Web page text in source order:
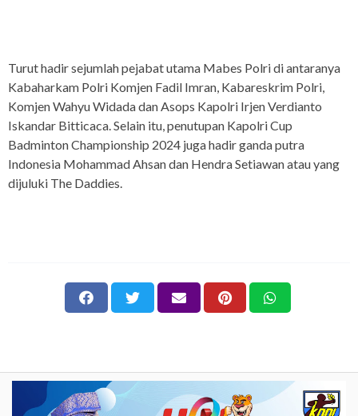
Turut hadir sejumlah pejabat utama Mabes Polri di antaranya
Kabaharkam Polri Komjen Fadil Imran, Kabareskrim Polri,
Komjen Wahyu Widada dan Asops Kapolri Irjen Verdianto
Iskandar Bitticaca. Selain itu, penutupan Kapolri Cup
Badminton Championship 2024 juga hadir ganda putra
Indonesia Mohammad Ahsan dan Hendra Setiawan atau yang
dijuluki The Daddies.